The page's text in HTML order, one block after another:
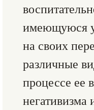
имеющуюся у
на своих
различные
процессе ее
негативизма